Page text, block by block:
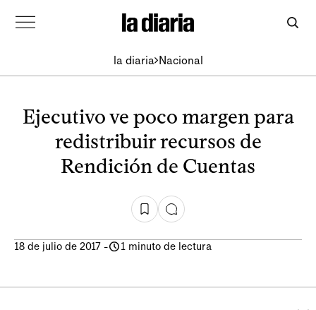
la diaria Nacional
Ejecutivo ve poco margen para
redistribuir recursos de
Rendición de Cuentas
18 de julio de 2017 - 1 minuto de lectura